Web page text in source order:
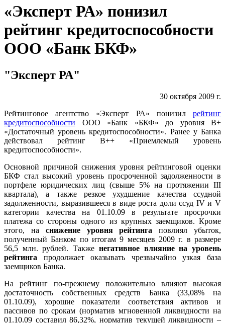
«Эксперт РА» понизил
рейтинг кредитоспособности
ООО «Банк БКФ»
"Эксперт РА"
30 октября 2009 г.
Рейтинговое агентство «Эксперт РА» понизил рейтинг
кредитоспособности ООО «Банк «БКФ» до уровня В+
«Достаточный уровень кредитоспособности». Ранее у Банка
действовал рейтинг В++ «Приемлемый уровень
кредитоспособности».
Основной причиной снижения уровня рейтинговой оценки
БКФ стал высокий уровень просроченной задолженности в
портфеле юридических лиц (свыше 5% на протяжении III
квартала), а также резкое ухудшение качества ссудной
задолженности, выразившееся в виде роста доли ссуд IV и V
категории качества на 01.10.09 в результате просрочки
платежа со стороны одного из крупных заемщиков. Кроме
этого, на снижение уровня рейтинга повлиял убыток,
полученный Банком по итогам 9 месяцев 2009 г. в размере
56,5 млн. рублей. Также негативное влияние на уровень
рейтинга продолжает оказывать чрезвычайно узкая база
заемщиков Банка.
На рейтинг по-прежнему положительно влияют высокая
достаточность собственных средств Банка (33,08% на
01.10.09), хорошие показатели соответствия активов и
пассивов по срокам (норматив мгновенной ликвидности на
01.10.09 составил 86,32%, норматив текущей ликвидности –